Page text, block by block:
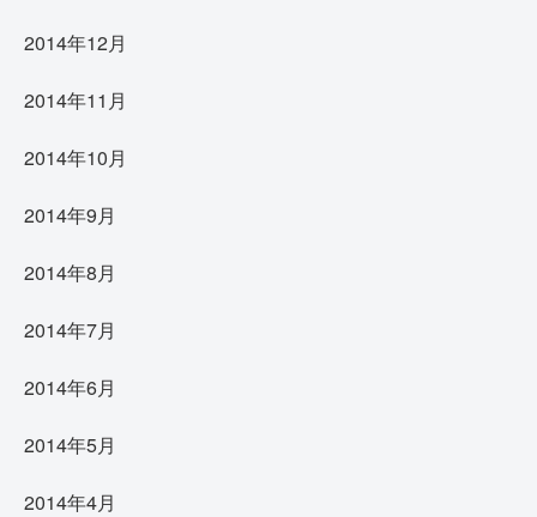
2014年12月
2014年11月
2014年10月
2014年9月
2014年8月
2014年7月
2014年6月
2014年5月
2014年4月